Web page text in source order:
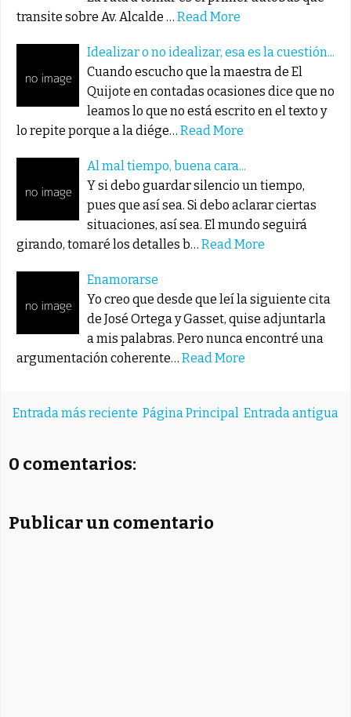
transite sobre Av. Alcalde … Read More
Idealizar o no idealizar, esa es la cuestión...
Cuando escucho que la maestra de El
Quijote en contadas ocasiones dice que no
leamos lo que no está escrito en el texto y
lo repite porque a la diége… Read More
Al mal tiempo, buena cara...
Y si debo guardar silencio un tiempo,
pues que así sea. Si debo aclarar ciertas
situaciones, así sea. El mundo seguirá
girando, tomaré los detalles b… Read More
Enamorarse
Yo creo que desde que leí la siguiente cita
de José Ortega y Gasset, quise adjuntarla
a mis palabras. Pero nunca encontré una
argumentación coherente… Read More
Entrada más reciente Entrada antigua
Página Principal
0 comentarios:
Publicar un comentario